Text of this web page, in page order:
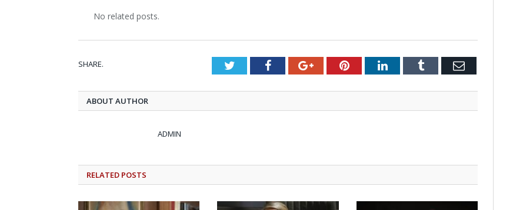
No related posts.
SHARE. TwitterFacebookGoogle+PinterestLinkedInTumblr Email
ABOUT AUTHOR
ADMIN
RELATED POSTS